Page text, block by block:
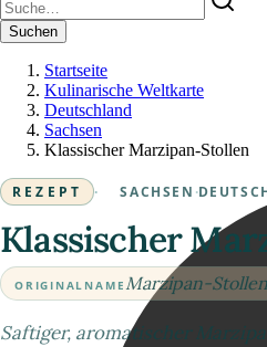
Suchen
Startseite
Kulinarische Weltkarte
Deutschland
Sachsen
Klassischer Marzipan-Stollen
REZEPT · SACHSEN ·
Klassischer
ORIGINALNAMEMarzipan-Stollen
Saftiger, aromatischer